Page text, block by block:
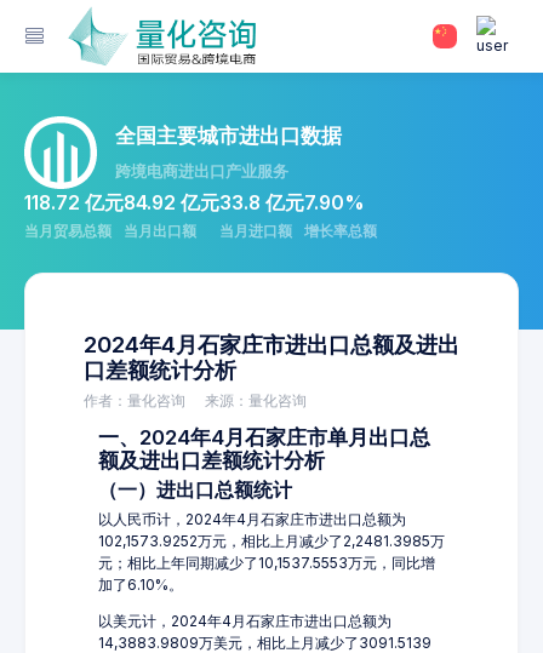
全国主要城市进出口数据
跨境电商进出口产业服务
118.72 亿元
当月贸易总额
84.92 亿元
当月出口额
33.8 亿元
当月进口额
7.90%
增长率总额
2024年4月石家庄市进出口总额及进出
口差额统计分析
作者：量化咨询 来源：量化咨询
一、2024年4月石家庄市单月出口总
额及进出口差额统计分析
（一）进出口总额统计
以人民币计，2024年4月石家庄市进出口总额为
102,1573.9252万元，相比上月减少了2,2481.3985万
元；相比上年同期减少了10,1537.5553万元，同比增
加了6.10%。
以美元计，2024年4月石家庄市进出口总额为
14,3883.9809万美元，相比上月减少了3091.5139